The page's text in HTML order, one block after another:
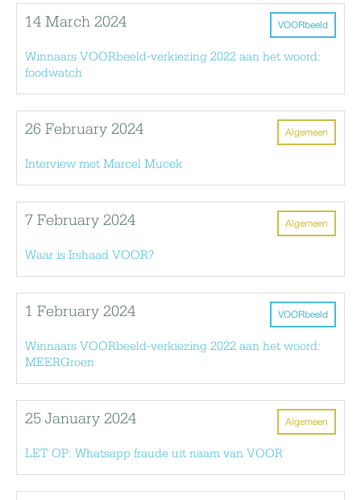
VOORbeeld
14 March 2024
Winnaars VOORbeeld-verkiezing 2022 aan het woord:
foodwatch
Algemeen
26 February 2024
Interview met Marcel Mucek
Algemeen
7 February 2024
Waar is Irshaad VOOR?
VOORbeeld
1 February 2024
Winnaars VOORbeeld-verkiezing 2022 aan het woord:
MEERGroen
Algemeen
25 January 2024
LET OP: Whatsapp fraude uit naam van VOOR